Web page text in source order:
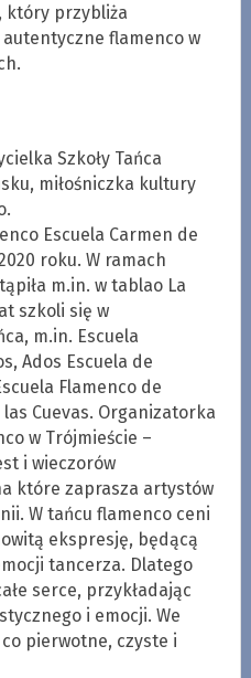
który przybliża
flamenco w
Szkoły Tańca
miłośniczka kultury
Escuela Carmen de
roku. W ramach
m.in. w tablao La
szkoli się w
m.in. Escuela
Ados Escuela de
Flamenco de
Cuevas. Organizatorka
w Trójmieście –
i wieczorów
które zaprasza artystów
W tańcu flamenco ceni
ekspresję, będącą
tancerza. Dlatego
serce, przykładając
i emocji. We
pierwotne, czyste i